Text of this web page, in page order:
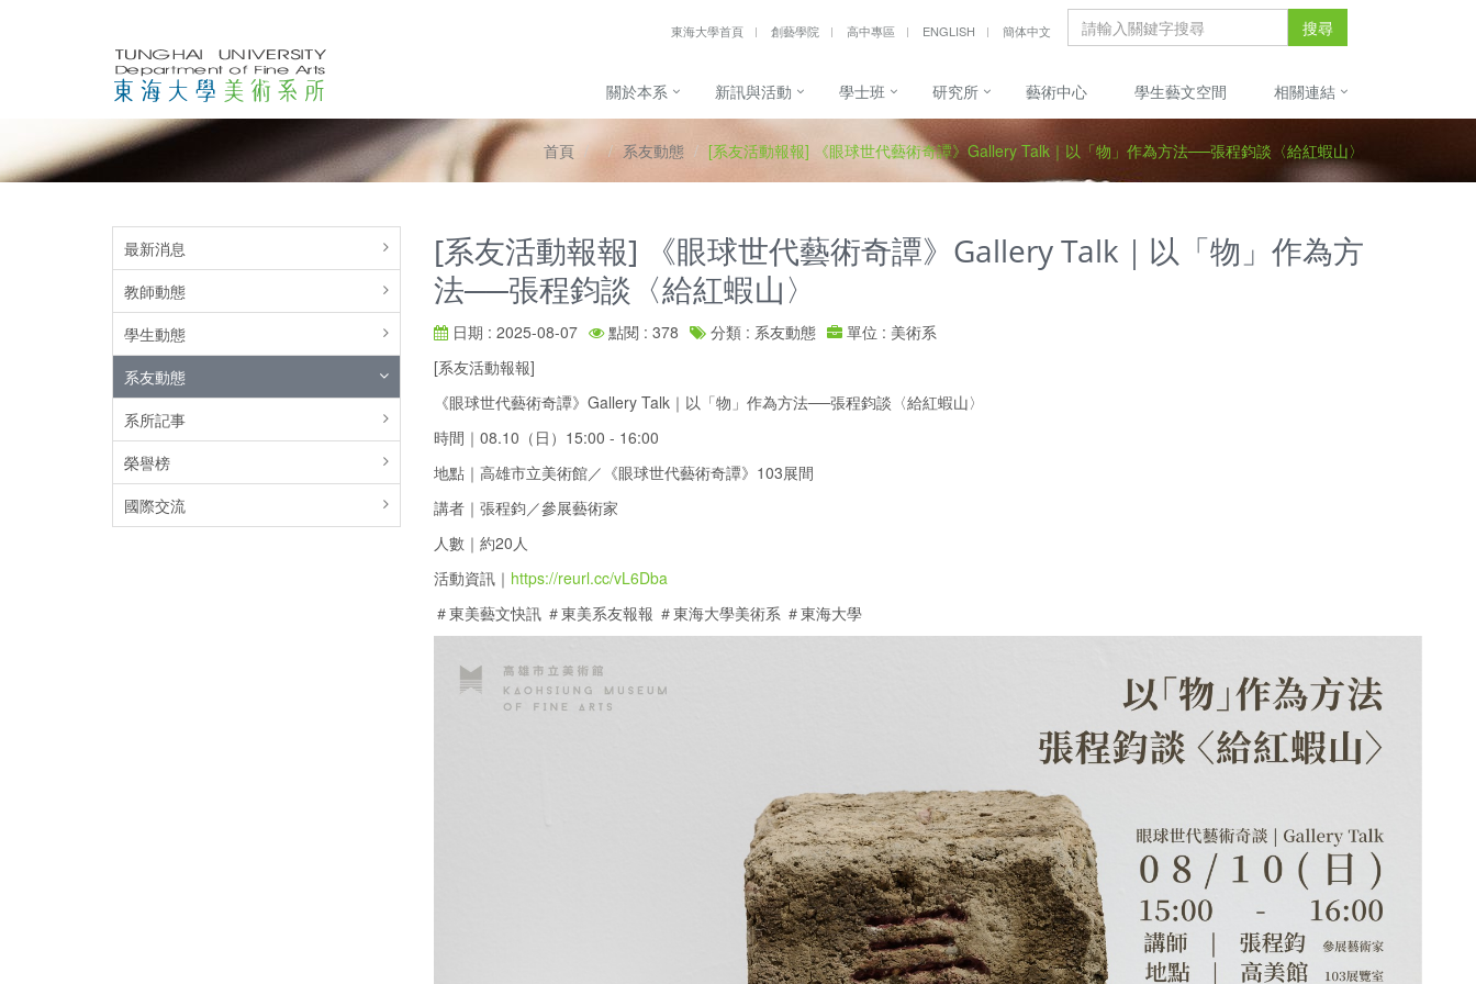
東海大學首頁 創藝學院 高中專區 ENGLISH 簡体中文 搜尋
關於本系 新訊與活動 學士班 研究所 藝術中心 學生藝文空間 相關連結
首頁 系友動態 [系友活動報報] 《眼球世代藝術奇譚》Gallery Talk｜以「物」作為方法──張程鈞談〈給紅蝦山〉
最新消息
教師動態
學生動態
系友動態
系所記事
榮譽榜
國際交流
[系友活動報報] 《眼球世代藝術奇譚》Gallery Talk｜以「物」作為方
法──張程鈞談〈給紅蝦山〉
日期 : 2025-08-07 點閱 : 378 分類 : 系友動態
單位 : 美術系
[系友活動報報]
《眼球世代藝術奇譚》Gallery Talk｜以「物」作為方法──張程鈞談〈給紅蝦山〉
時間｜08.10（日）15:00 - 16:00
地點｜高雄市立美術館／《眼球世代藝術奇譚》103展間
講者｜張程鈞／參展藝術家
人數｜約20人
活動資訊｜ https://reurl.cc/vL6Dba
＃東美藝文快訊 ＃東美系友報報 ＃東海大學美術系 ＃東海大學